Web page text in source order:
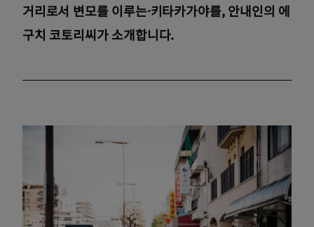
거리로서 변모를 이루는·키타카가야를, 안내인의 에
구치 코토리씨가 소개합니다.